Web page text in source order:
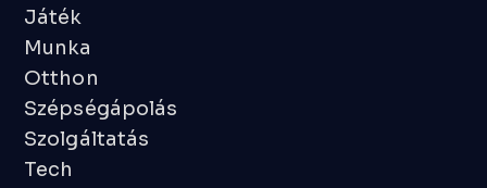
Játék
Munka
Otthon
Szépségápolás
Szolgáltatás
Tech